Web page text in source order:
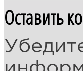
Оставить